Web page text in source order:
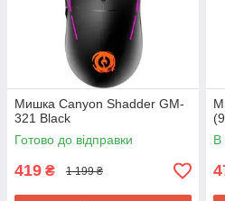
Мишка Canyon Shadder GM-
321 Black
Готово до відправки
419 ₴ 1 199 ₴
В